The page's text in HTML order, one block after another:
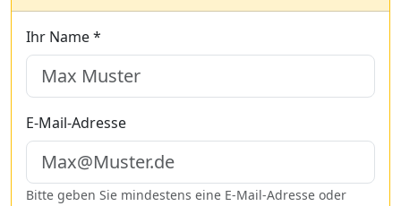
Ihr Name *
E-Mail-Adresse
Bitte geben Sie mindestens eine E-Mail-Adresse oder